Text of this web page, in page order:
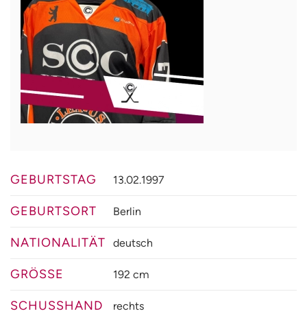
GEBURTSTAG 13.02.1997
GEBURTSORT Berlin
NATIONALITÄT deutsch
GRÖSSE 192 cm
SCHUSSHAND rechts